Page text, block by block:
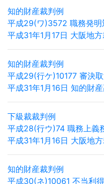
知的財産裁判例
平成29(ワ)3572 職務発
平成31年1月17日 大阪地
知的財産裁判例
平成29(行ケ)10177 審決
平成31年1月16日 知的財
下級裁裁判例
平成28(行ウ)74 職務上義
平成31年1月16日 大阪地
知的財産裁判例
平成30(ネ)10061 不当利